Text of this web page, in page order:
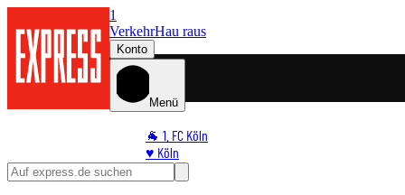
1
VerkehrHau raus
Konto
Menü
🐐 1. FC Köln
♥️ Köln
⭐ Promi